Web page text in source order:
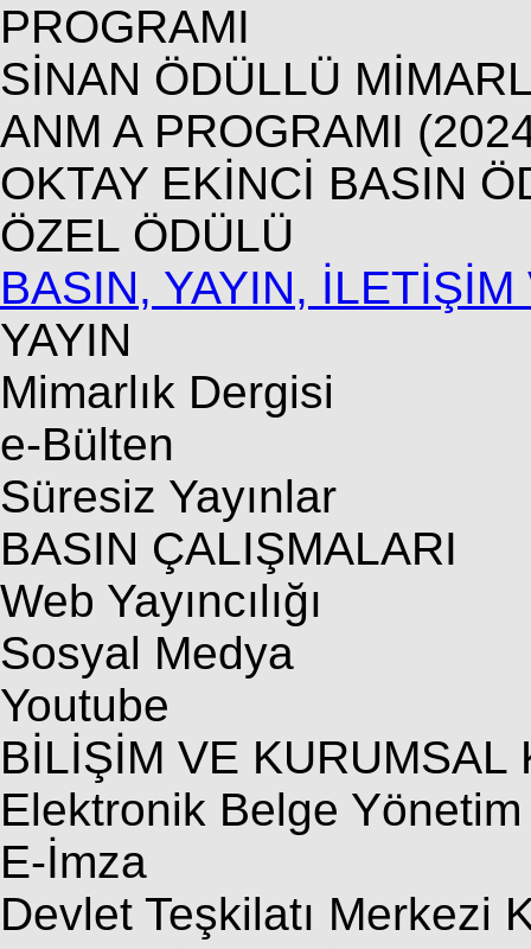
PROGRAMI
SİNAN ÖDÜLLÜ
ANM A PROGRAMI
OKTAY EKİNCİ BASIN
ÖZEL ÖDÜLÜ
BASIN, YAYIN,
YAYIN
Mimarlık Dergisi
e-Bülten
Süresiz Yayınlar
BASIN ÇALIŞMALARI
Web Yayıncılığı
Sosyal Medya
Youtube
BİLİŞİM VE
Elektronik Belge
E-İmza
Devlet Teşkilatı Merkezi